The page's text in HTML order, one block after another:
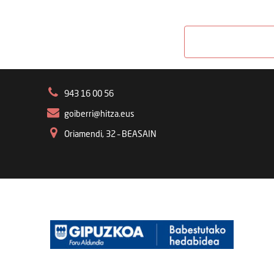
943 16 00 56
goiberri@hitza.eus
Oriamendi, 32 – BEASAIN